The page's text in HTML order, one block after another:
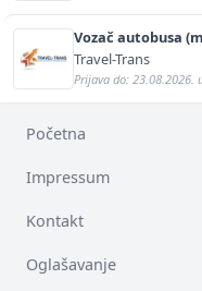
Vozač autobusa
Travel-Trans
Prijava do: 23.08.2026.
Početna
Impressum
Kontakt
Oglašavanje